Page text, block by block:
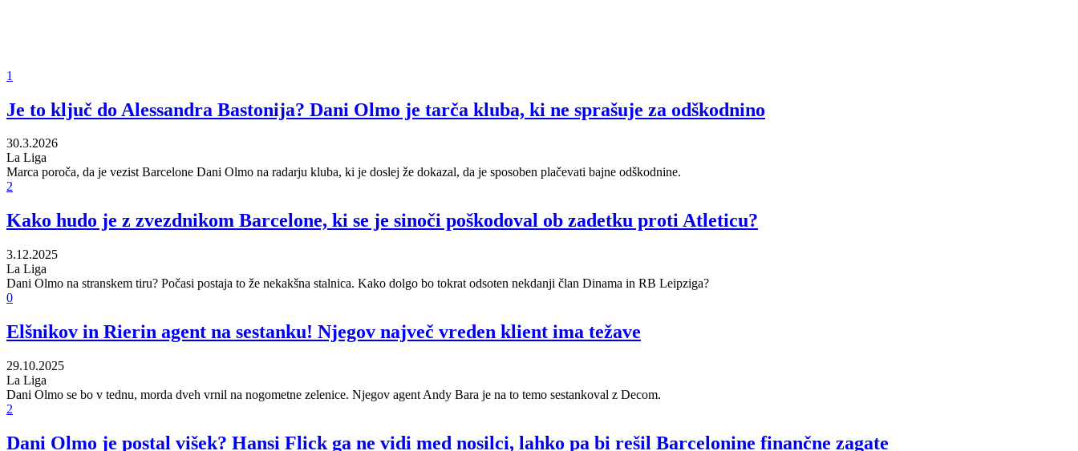
1
Je to ključ do Alessandra Bastonija? Dani Olmo je tarča kluba, ki ne sprašuje za odškodnino
30.3.2026
La Liga
Marca poroča, da je vezist Barcelone Dani Olmo na radarju kluba, ki je doslej že dokazal, da je sposoben plačevati bajne odškodnine.
2
Kako hudo je z zvezdnikom Barcelone, ki se je sinoči poškodoval ob zadetku proti Atleticu?
3.12.2025
La Liga
Dani Olmo na stranskem tiru? Počasi postaja to že nekakšna stalnica. Kako dolgo bo tokrat odsoten nekdanji član Dinama in RB Leipziga?
0
Elšnikov in Rierin agent na sestanku! Njegov največ vreden klient ima težave
29.10.2025
La Liga
Dani Olmo se bo v tednu, morda dveh vrnil na nogometne zelenice. Njegov agent Andy Bara je na to temo sestankoval z Decom.
2
Dani Olmo je postal višek? Hansi Flick ga ne vidi med nosilci, lahko pa bi rešil Barcelonine finančne zagate